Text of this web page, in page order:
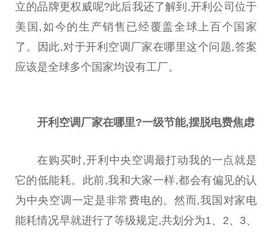
立的品牌更权威呢?此后我还了解到,开利公司位于
美国,如今的生产销售已经覆盖全球上百个 国家
了。因此,对于开利空调厂家在哪里这个问题,答案
应该是全球多个 国家均设有工厂。
开利空调厂家在哪里?一级节能,摆脱电费焦虑
在购买时,开利 中央空调最打动我的一点就是
它的低能耗。此前,我和大家一样,都会有偏见的认
为中央空调一定是非常费电的。然而,我国对家电
能耗情况早就进行了等级规定,共划分为1、2、3、